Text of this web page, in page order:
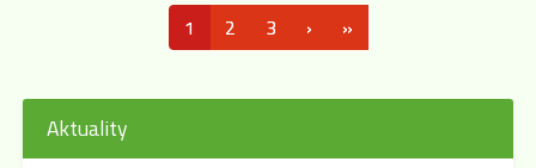
1 2 3 › »
Aktuality